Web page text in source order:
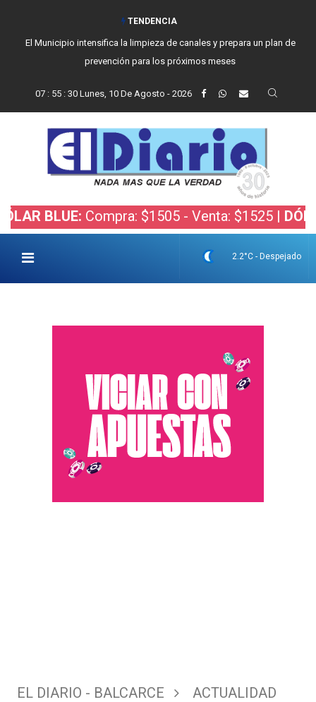
TENDENCIA
El Municipio intensifica la limpieza de canales y prepara un plan de
prevención para los próximos meses
07 : 55 : 31 Lunes, 10 De Agosto - 2026
Compra: $1505 - Venta: $1525 |DÓLAR
2.2°C - Despejado
EL DIARIO - BALCARCE
ACTUALIDAD